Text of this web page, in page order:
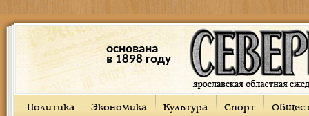
основана
в 1898 году
Политика Экономика Культура Спорт